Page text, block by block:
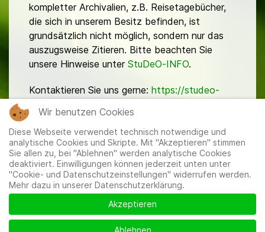
kompletter Archivalien, z.B. Reisetagebücher,
die sich in unserem Besitz befinden, ist
grundsätzlich nicht möglich, sondern nur das
auszugsweise Zitieren. Bitte beachten Sie
unsere Hinweise unter StuDeO-INFO.
Kontaktieren Sie uns gerne: https://studeo-
Mitglieder|Impressum|Datenschutzerklärung|Cookie-
und Datenschutzeinstellungen
Wir benutzen Cookies
Diese Webseite verwendet technisch notwendige und
analytische Cookies und Skripte. Mit "Akzeptieren" stimmen
Sie allen zu, bei "Ablehnen" werden analytische Cookies
deaktiviert. Einwilligungen können jederzeit unten unter
"Cookie- und Datenschutzeinstellungen" widerrufen werden.
Mehr dazu in unserer Datenschutzerklärung.
Akzeptieren
Ablehnen